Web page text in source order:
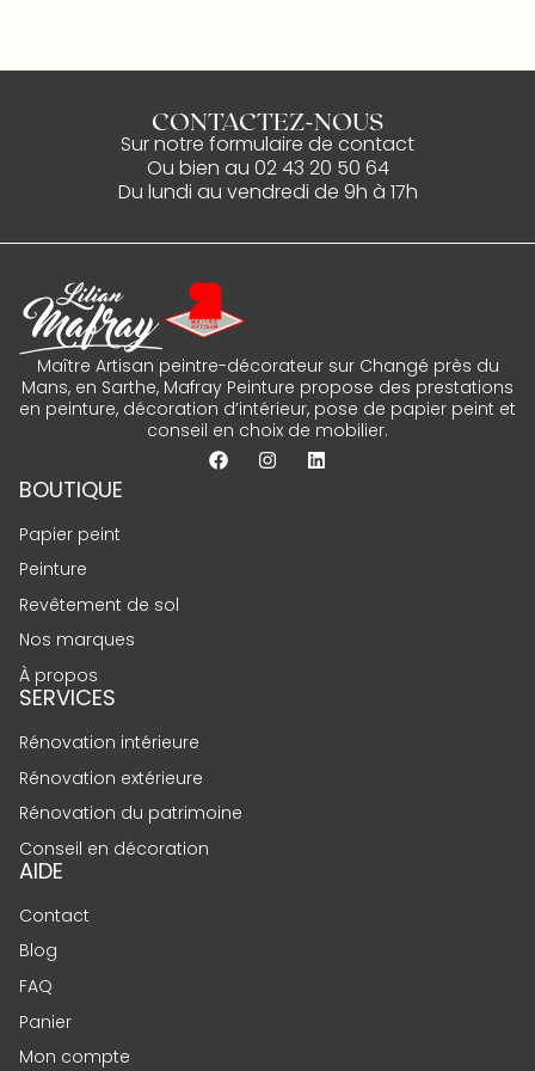
CONTACTEZ-NOUS
Sur notre formulaire de contact
Ou bien au 02 43 20 50 64
Du lundi au vendredi de 9h à 17h
Maître Artisan peintre-décorateur sur Changé près du
Mans, en Sarthe, Mafray Peinture propose des prestations
en peinture, décoration d’intérieur, pose de papier peint et
conseil en choix de mobilier.
BOUTIQUE
Papier peint
Peinture
Revêtement de sol
Nos marques
À propos
SERVICES
Rénovation intérieure
Rénovation extérieure
Rénovation du patrimoine
Conseil en décoration
AIDE
Contact
Blog
FAQ
Panier
Mon compte